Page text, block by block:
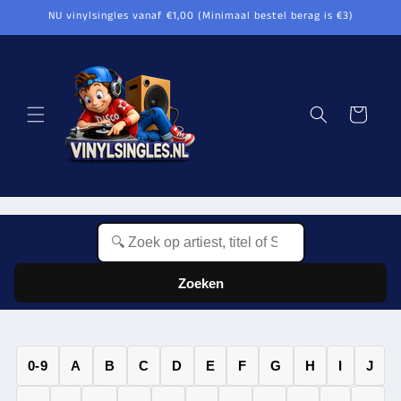
naar de
content
NU vinylsingles vanaf €1,00 (Minimaal bestel berag is €3)
Winkelwagen
Zoeken
0-9 A B C D E F G H I J